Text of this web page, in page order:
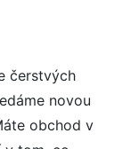
čerstvých
novou
obchod v